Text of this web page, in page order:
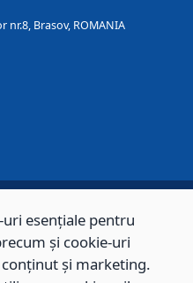
nr.8, Brasov, ROMANIA
BRAȘOV, toate drepturile
esențiale pentru
și cookie-uri
și marketing.